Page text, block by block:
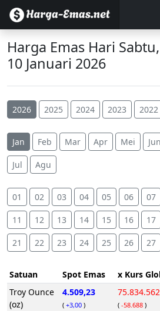
Harga Emas Hari Sabtu,
10 Januari 2026
2026 2025 2024 2023 2022
Jan Feb Mar Apr Mei Jun
Jul Agu
01 02 03 04 05 06 07
11 12 13 14 15 16 17
21 22 23 24 25 26 27
Satuan Spot Emas x Kurs
Troy Ounce
(oz)
4.509,23
( +3,00 )
75.834.562
( -58.688 )